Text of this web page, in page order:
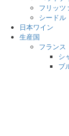
フリッツ
シードル
日本ワイン
生産国
フランス
シ
ブ